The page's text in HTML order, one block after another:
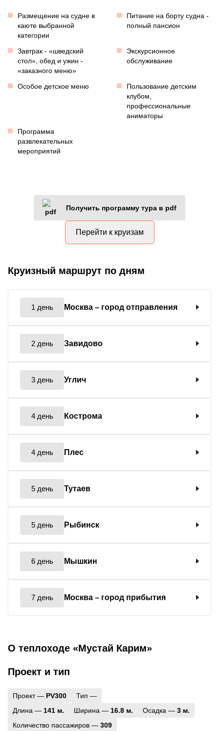
Размещение на судне в
каюте выбранной
категории
Питание на борту судна -
полный пансион
Завтрак - «шведский
стол», обед и ужин -
«заказного меню»
Экскурсионное
обслуживание
Особое детское меню
Пользование детским
клубом,
профессиональные
аниматоры
Программа
развлекательных
мероприятий
Получить программу тура в pdf
Перейти к круизам
Круизный маршрут по дням
1 день Москва – город отправления
2 день Завидово
3 день Углич
4 день Кострома
4 день Плес
5 день Тутаев
5 день Рыбинск
6 день Мышкин
7 день Москва – город прибытия
О теплоходе «Мустай Карим»
Проект и тип
Проект — PV300
Тип —
Длина — 141 м. Ширина — 16.8 м. Осадка — 3 м.
Количество пассажиров — 309